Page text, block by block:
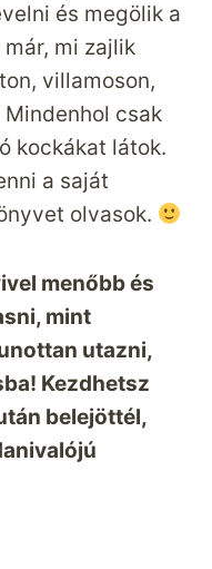
és megölik a
mi zajlik
villamoson,
Mindenhol csak
kockákat látok.
a saját
olvasok.
menőbb és
mint
utazni,
Kezdhetsz
belejöttél,